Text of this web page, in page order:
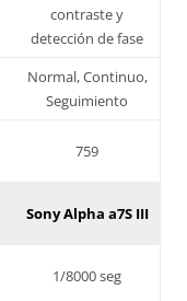
contraste y
detección de fase
Normal, Continuo,
Seguimiento
759
Sony Alpha a7S III
1/8000 seg